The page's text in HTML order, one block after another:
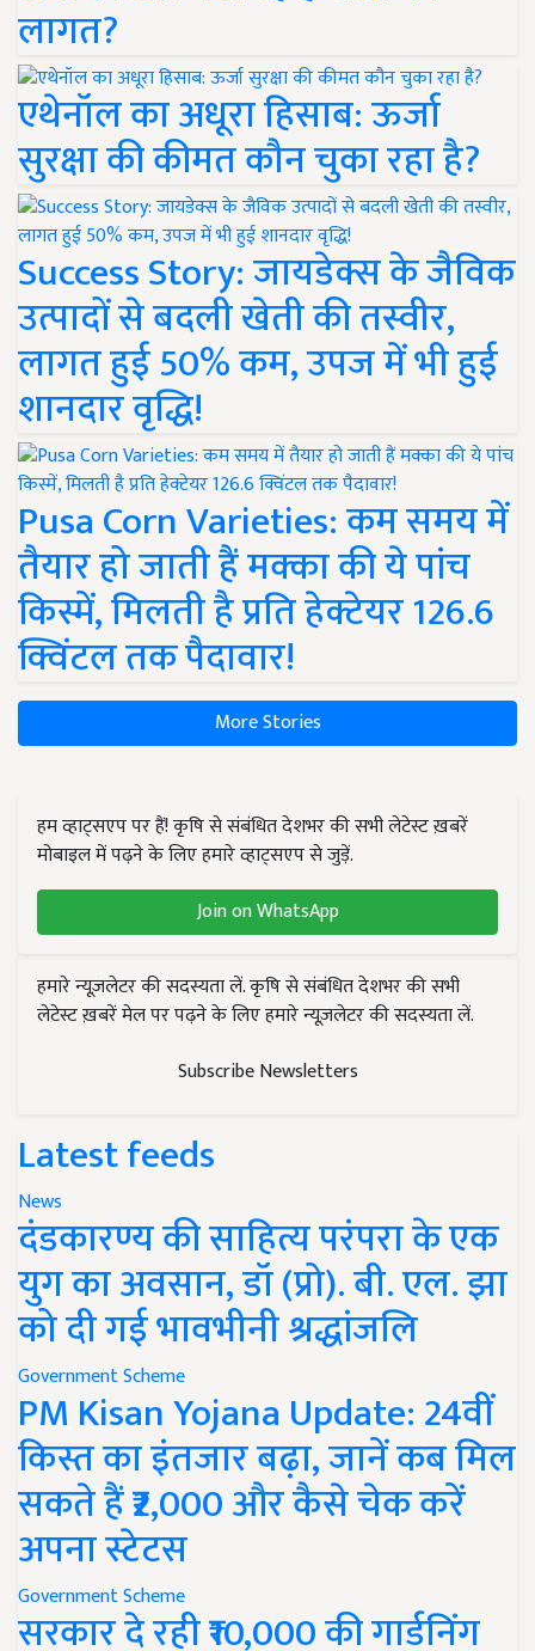
लागत?
एथेनॉल का अधूरा हिसाब: ऊर्जा
सुरक्षा की कीमत कौन चुका रहा है?
Success Story: जायडेक्स के जैविक
उत्पादों से बदली खेती की तस्वीर,
लागत हुई 50% कम, उपज में भी हुई
शानदार वृद्धि!
Pusa Corn Varieties: कम समय में
तैयार हो जाती हैं मक्का की ये पांच
किस्में, मिलती है प्रति हेक्टेयर 126.6
क्विंटल तक पैदावार!
More Stories
हम व्हाट्सएप पर हैं! कृषि से संबंधित देशभर की सभी लेटेस्ट ख़बरें
मोबाइल में पढ़ने के लिए हमारे व्हाट्सएप से जुड़ें.
Join on WhatsApp
हमारे न्यूज़लेटर की सदस्यता लें. कृषि से संबंधित देशभर की सभी
लेटेस्ट ख़बरें मेल पर पढ़ने के लिए हमारे न्यूज़लेटर की सदस्यता लें.
Subscribe Newsletters
Latest feeds
News
दंडकारण्य की साहित्य परंपरा के एक
युग का अवसान, डॉ (प्रो). बी. एल. झा
को दी गई भावभीनी श्रद्धांजलि
Government Scheme
PM Kisan Yojana Update: 24वीं
किस्त का इंतजार बढ़ा, जानें कब मिल
सकते हैं ₹2,000 और कैसे चेक करें
अपना स्टेटस
Government Scheme
सरकार दे रही ₹10,000 की गार्डनिंग